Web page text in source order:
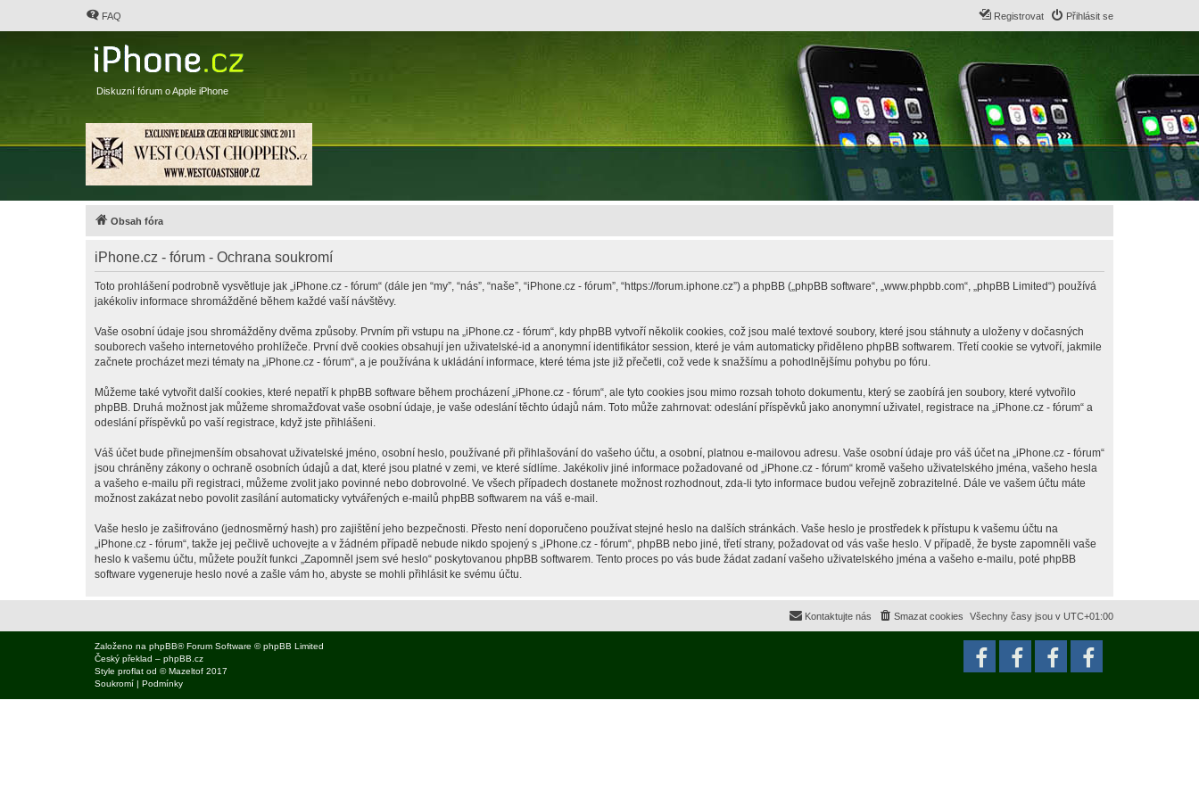
FAQ Přihlásit se
Registrovat
Diskuzní fórum o Apple iPhone
Obsah fóra
iPhone.cz - fórum - Ochrana soukromí
Toto prohlášení podrobně vysvětluje jak „iPhone.cz - fórum“ (dále jen “my”, “nás”, “naše”, “iPhone.cz - fórum”, “https://forum.iphone.cz”) a phpBB („phpBB software“, „www.phpbb.com“, „phpBB Limited“) používá
jakékoliv informace shromážděné během každé vaší návštěvy.
Vaše osobní údaje jsou shromážděny dvěma způsoby. Prvním při vstupu na „iPhone.cz - fórum“, kdy phpBB vytvoří několik cookies, což jsou malé textové soubory, které jsou stáhnuty a uloženy v dočasných
souborech vašeho internetového prohlížeče. První dvě cookies obsahují jen uživatelské-id a anonymní identifikátor session, které je vám automaticky přiděleno phpBB softwarem. Třetí cookie se vytvoří, jakmile
začnete procházet mezi tématy na „iPhone.cz - fórum“, a je používána k ukládání informace, které téma jste již přečetli, což vede k snažšímu a pohodlnějšímu pohybu po fóru.
Můžeme také vytvořit další cookies, které nepatří k phpBB software během procházení „iPhone.cz - fórum“, ale tyto cookies jsou mimo rozsah tohoto dokumentu, který se zaobírá jen soubory, které vytvořilo
phpBB. Druhá možnost jak můžeme shromažďovat vaše osobní údaje, je vaše odeslání těchto údajů nám. Toto může zahrnovat: odeslání příspěvků jako anonymní uživatel, registrace na „iPhone.cz - fórum“ a
odeslání příspěvků po vaší registrace, když jste přihlášeni.
Váš účet bude přinejmenším obsahovat uživatelské jméno, osobní heslo, používané při přihlašování do vašeho účtu, a osobní, platnou e-mailovou adresu. Vaše osobní údaje pro váš účet na „iPhone.cz - fórum“
jsou chráněny zákony o ochraně osobních údajů a dat, které jsou platné v zemi, ve které sídlíme. Jakékoliv jiné informace požadované od „iPhone.cz - fórum“ kromě vašeho uživatelského jména, vašeho hesla
a vašeho e-mailu při registraci, můžeme zvolit jako povinné nebo dobrovolné. Ve všech případech dostanete možnost rozhodnout, zda-li tyto informace budou veřejně zobrazitelné. Dále ve vašem účtu máte
možnost zakázat nebo povolit zasílání automaticky vytvářených e-mailů phpBB softwarem na váš e-mail.
Vaše heslo je zašifrováno (jednosměrný hash) pro zajištění jeho bezpečnosti. Přesto není doporučeno používat stejné heslo na dalších stránkách. Vaše heslo je prostředek k přístupu k vašemu účtu na
„iPhone.cz - fórum“, takže jej pečlivě uchovejte a v žádném případě nebude nikdo spojený s „iPhone.cz - fórum“, phpBB nebo jiné, třetí strany, požadovat od vás vaše heslo. V případě, že byste zapomněli vaše
heslo k vašemu účtu, můžete použít funkci „Zapomněl jsem své heslo“ poskytovanou phpBB softwarem. Tento proces po vás bude žádat zadaní vašeho uživatelského jména a vašeho e-mailu, poté phpBB
software vygeneruje heslo nové a zašle vám ho, abyste se mohli přihlásit ke svému účtu.
Všechny časy jsou v UTC+01:00
Smazat cookies
Kontaktujte nás
Založeno na phpBB® Forum Software © phpBB Limited
Český překlad – phpBB.cz
Style proflat od ©Mazeltof 2017
Soukromí | Podmínky